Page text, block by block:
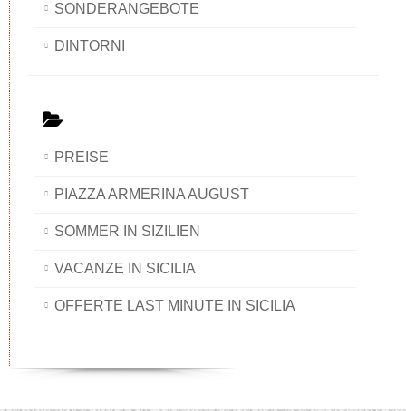
SONDERANGEBOTE
DINTORNI
PREISE
PIAZZA ARMERINA AUGUST
SOMMER IN SIZILIEN
VACANZE IN SICILIA
OFFERTE LAST MINUTE IN SICILIA